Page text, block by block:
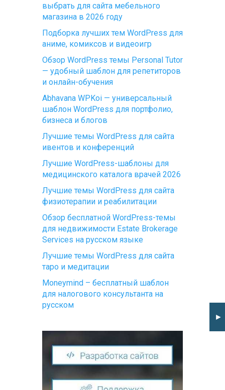
выбрать для сайта мебельного
магазина в 2026 году
Подборка лучших тем WordPress для
аниме, комиксов и видеоигр
Обзор WordPress темы Personal Tutor
— удобный шаблон для репетиторов
и онлайн-обучения
Abhavana WPKoi — универсальный
шаблон WordPress для портфолио,
бизнеса и блогов
Лучшие темы WordPress для сайта
ивентов и конференций
Лучшие WordPress-шаблоны для
медицинского каталога врачей 2026
Лучшие темы WordPress для сайта
физиотерапии и реабилитации
Обзор бесплатной WordPress-темы
для недвижимости Estate Brokerage
Services на русском языке
Лучшие темы WordPress для сайта
таро и медитации
Moneymind – бесплатный шаблон
для налогового консультанта на
русском
►